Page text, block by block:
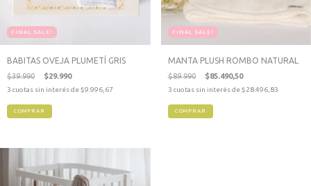
FINAL SALE!
BABITAS OVEJA PLUMETÍ GRIS
$39.990 $29.990
3 cuotas sin interés de$9.996,67
FINAL SALE!
MANTA PLUSH ROMBO NATURAL
$89.990 $85.490,50
3 cuotas sin interés de$28.496,83